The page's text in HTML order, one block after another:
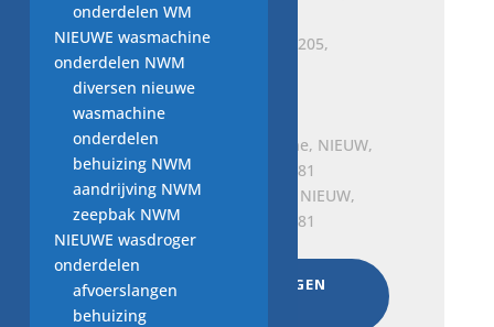
afvoerpomp ASSEMBLY 69205,
41003181 25W
€24,00Oorspronkelijke
prijs
€ 24,00.
€17,50
afvoerpomp wasmachine, NIEUW,
Plaset 25W. 69205-41003181
€ 35,00 Oorspronkelijke
was:
€25,00
AAN WINKELWAGEN
onderdelen WM
NIEUWE wasmachine
onderdelen NWM
diversen nieuwe
wasmachine
onderdelen
behuizing NWM
aandrijving NWM
zeepbak NWM
NIEUWE wasdroger
onderdelen
afvoerslangen
behuizing